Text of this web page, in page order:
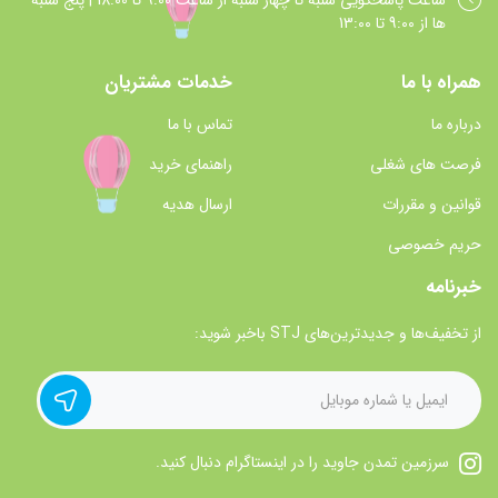
ها از 9:00 تا 13:00
همراه با ما
درباره ما
فرصت های شغلی
قوانین و مقررات
حریم خصوصی
خدمات مشتریان
تماس با ما
راهنمای خرید
ارسال هدیه
خبرنامه
از تخفیف‌ها و جدیدترین‌های STJ باخبر شوید:
سرزمین تمدن جاوید را در اینستاگرام دنبال کنید.